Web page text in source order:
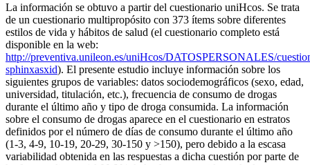
La información se obtuvo a partir del cuestionario uniHcos. Se trata
de un cuestionario multipropósito con 373 ítems sobre diferentes
estilos de vida y hábitos de salud (el cuestionario completo está
disponible en la web:
http://preventiva.unileon.es/uniHcos/DATOSPERSONALES/
sphinxasxid). El presente estudio incluye información sobre los
siguientes grupos de variables: datos sociodemográficos (sexo, edad,
universidad, titulación, etc.), frecuencia de consumo de drogas
durante el último año y tipo de droga consumida. La información
sobre el consumo de drogas aparece en el cuestionario en estratos
definidos por el número de días de consumo durante el último año
(1-3, 4-9, 10-19, 20-29, 30-150 y >150), pero debido a la escasa
variabilidad obtenida en las respuestas a dicha cuestión por parte de